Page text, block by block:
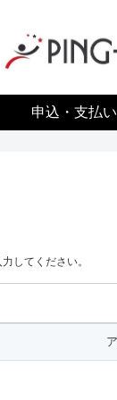
申込・支払い
してください。